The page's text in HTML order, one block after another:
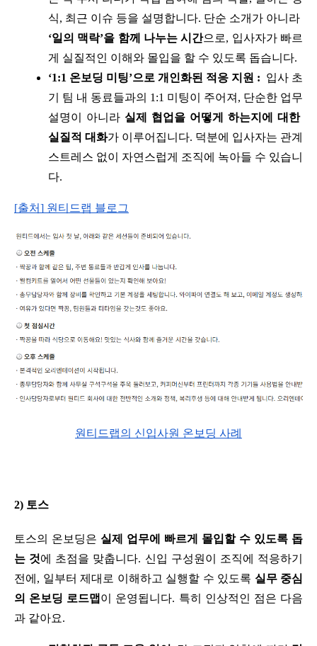
‘일의 맥락’을 함께 나누는 시간으로, 입사자가 빠르
게 실질적인 이해와 몰입을 할 수 있도록 돕습니다.
‘1:1 온보딩 미팅’으로 개인화된 적응 지원 : 입사 초
기 팀 내 동료들과의 1:1 미팅이 주어져, 단순한 업무
설명이 아니라 실제 협업을 어떻게 하는지에 대한
실질적 대화가 이루어집니다. 덕분에 입사자는 관계
스트레스 없이 자연스럽게 조직에 녹아들 수 있습니
다.
[출처] 원티드랩 블로그
원티드랩의 신입사원 온보딩 사례
2) 토스
토스의 온보딩은 실제 업무에 빠르게 몰입할 수 있도록 돕
는 것에 초점을 맞춥니다. 신입 구성원이 조직에 적응하기
전에, 일부터 제대로 이해하고 실행할 수 있도록 실무 중심
의 온보딩 로드맵 이 운영됩니다. 특히 인상적인 점은 다음
과 같아요.